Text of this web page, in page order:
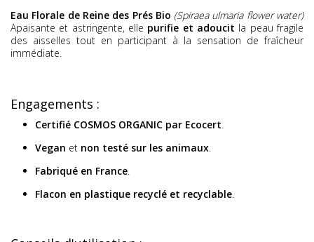
Eau Florale de Reine des Prés Bio (Spiraea ulmaria flower water)
Apaisante et astringente, elle purifie et adoucit la peau fragile
des aisselles tout en participant à la sensation de fraîcheur
immédiate.
Engagements :
Certifié COSMOS ORGANIC par Ecocert
Vegan et non testé sur les animaux
Fabriqué en France
Flacon en plastique recyclé et recyclable